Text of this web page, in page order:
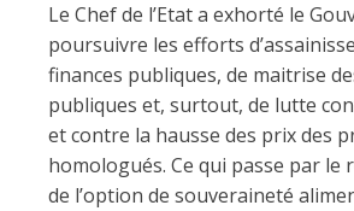
Le Chef de l’Etat a exhorté le
poursuivre les efforts
finances publiques, de maitrise
publiques et, surtout, de lutte
et contre la hausse des prix des
homologués. Ce qui passe par le
de l’option de souveraineté